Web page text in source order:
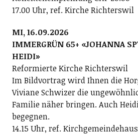
17.00 Uhr, ref. Kirche Richterswil
MI, 16.09.2026
IMMERGRÜN 65+ «JOHANNA
HEIDI»
Reformierte Kirche Richterswil
Im Bildvortrag wird Ihnen die
Viviane Schwizer die
Familie näher bringen. Auch
begegnen.
14.15 Uhr, ref.